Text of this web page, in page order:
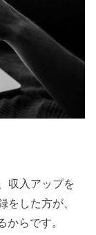
収入アップを
をした方が、
らです。